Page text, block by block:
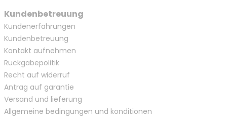
Kundenbetreuung
Kundenerfahrungen
Kundenbetreuung
Kontakt aufnehmen
Rückgabepolitik
Recht auf widerruf
Antrag auf garantie
Versand und lieferung
Allgemeine bedingungen und konditionen